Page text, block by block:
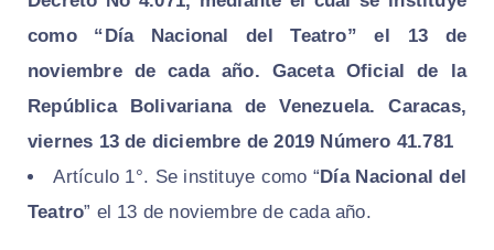
como “Día
Nacional del Teatro” el 13 de
noviembre de cada año. Gaceta Oficial de la
República Bolivariana de Venezuela. Caracas,
viernes 13 de diciembre de 2019 Número 41.781
Artículo 1°. Se instituye como “ Día Nacional del
Teatro” el 13 de noviembre de cada año.